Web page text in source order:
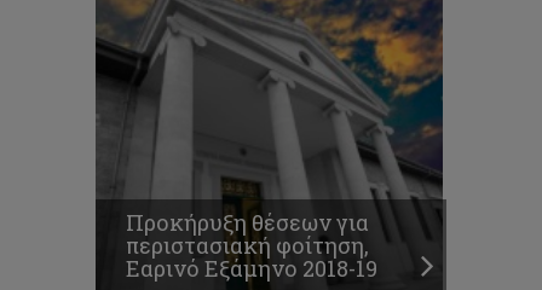
Προκήρυξη θέσεων για
περιστασιακή φοίτηση,
Εαρινό Εξάμηνο 2018-19